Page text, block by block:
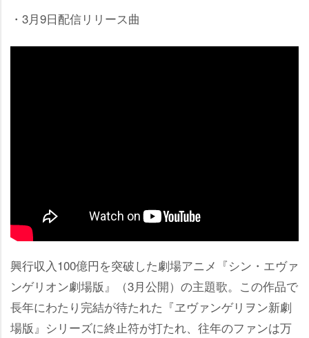
・3月9日配信リリース曲
興行収入100億円を突破した劇場アニメ『シン・エヴァ
ンゲリオン劇場版』（3月公開）の主題歌。この作品で
長年にわたり完結が待たれた『ヱヴァンゲリヲン新劇
場版』シリーズに終止符が打たれ、往年のファンは万